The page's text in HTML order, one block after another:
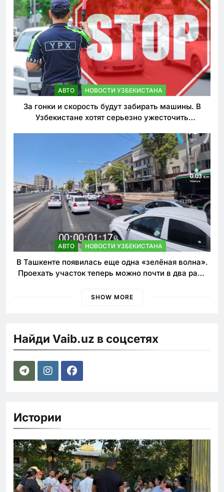
АВТО НОВОСТИ УЗБЕКИСТАНА
За гонки и скорость будут забирать машины. В
Узбекистане хотят серьезно ужесточить
АВТО НОВОСТИ УЗБЕКИСТАНА
В Ташкенте появилась еще одна «зелёная волна».
Проехать участок теперь можно почти в два раза
SHOW MORE
Найди Vaib.uz в соцсетях
Истории